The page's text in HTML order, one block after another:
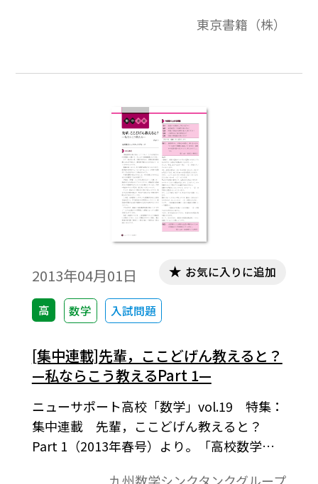
東京書籍（株）
2013年04月01日
高 数学 入試問題
お気に入りに追加
[集中連載]先輩，ここどげん教えると？
—私ならこう教えるPart 1—
ニューサポート高校「数学」vol.19 特集：
集中連載 先輩，ここどげん教えると？
Part 1（2013年春号）より。「高校数学を
九州数学シンクタンクグループ